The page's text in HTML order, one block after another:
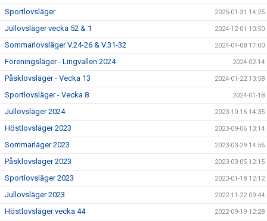
Sportlovsläger 2025-01-31 14:25
Jullovsläger vecka 52 & 1 2024-12-01 10:50
Sommarlovsläger V.24-26 & V.31-32 2024-04-08 17:00
Föreningsläger - Lingvallen 2024 2024-02-14
Påsklovsläger - Vecka 13 2024-01-22 13:58
Sportlovsläger - Vecka 8 2024-01-18
Jullovsläger 2024 2023-10-16 14:35
Höstlovsläger 2023 2023-09-06 13:14
Sommarläger 2023 2023-03-29 14:56
Påsklovsläger 2023 2023-03-05 12:15
Sportlovsläger 2023 2023-01-18 12:12
Jullovsläger 2023 2022-11-22 09:44
Höstlovsläger vecka 44 2022-09-19 12:28